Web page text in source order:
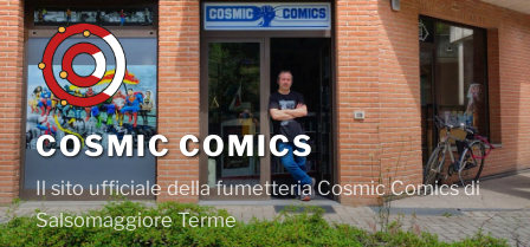
Salta
al
contenuto
COSMIC COMICS
Il sito ufficiale della fumetteria Cosmic Comics di
Salsomaggiore Terme